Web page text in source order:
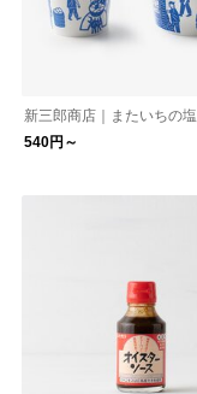
新三郎商店｜またいちの
540円～